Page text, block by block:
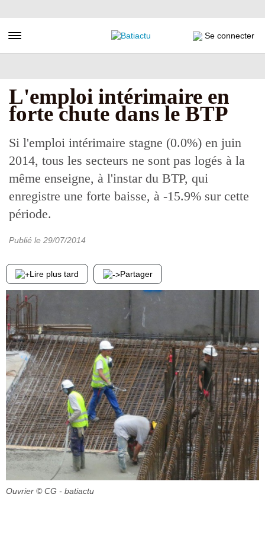
au
principal
Toggle navigation Se connecter
L'emploi intérimaire en
forte chute dans le BTP
Si l'emploi intérimaire stagne (0.0%) en juin
2014, tous les secteurs ne sont pas logés à la
même enseigne, à l'instar du BTP, qui
enregistre une forte baisse, à -15.9% sur cette
période.
Publié le 29/07/2014
Lire plus tard Partager
Ouvrier © CG - batiactu